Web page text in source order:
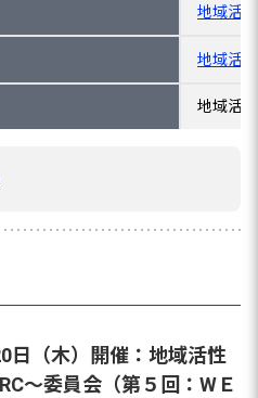
地域活
地域活
地域活
日（木）開催：地域活性
～委員会（第５回：WＥ